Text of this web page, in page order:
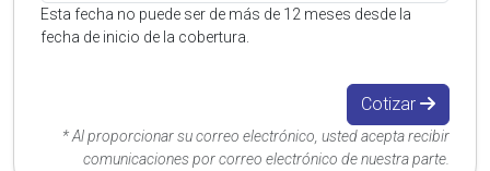
Esta fecha no puede ser de más de 12 meses desde la
fecha de inicio de la cobertura.
Cotizar
* Al proporcionar su correo electrónico, usted acepta recibir
comunicaciones por correo electrónico de nuestra parte.